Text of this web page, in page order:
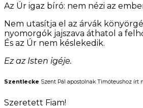
Az Úr igaz bíró: nem nézi az
Nem utasítja el az árvák
nyomorgók jajszava áthatol a
És az Úr nem késlekedik.
Ez az Isten igéje.
Szentlecke Szent Pál apostolnak Timóteushoz írt
Szeretett Fiam!